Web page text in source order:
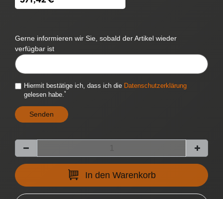
Gerne informieren wir Sie, sobald der Artikel wieder
verfügbar ist
Hiermit bestätige ich, dass ich die Daten­schutz­erklärung
gelesen habe.*
Senden
In den Warenkorb